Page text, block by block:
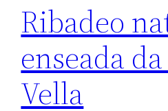
Ribadeo
enseada
Vella